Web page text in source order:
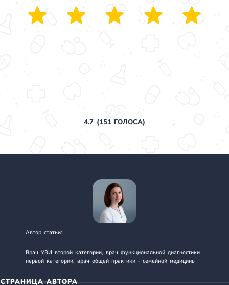
4.7(151ГОЛОСА)
Автор статьи:
Врач УЗИ второй категории, врач функциональной диагностики
первой категории, врач общей практики - семейной медицины
СТРАНИЦА АВТОРА